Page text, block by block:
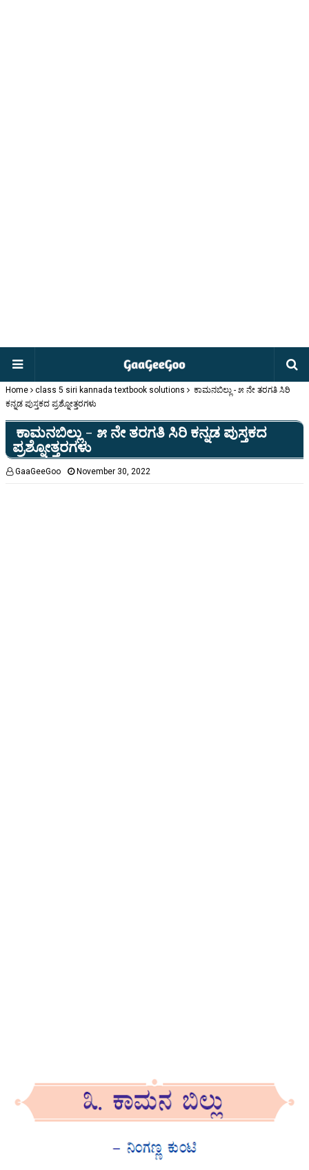
Home class 5 siri kannada textbook solutions
ಕಾಮನಬಿಲ್ಲು - ೫ ನೇ ತರಗತಿ ಸಿರಿ
ಕನ್ನಡ ಪುಸ್ತಕದ ಪ್ರಶ್ನೋತ್ತರಗಳು
ಕಾಮನಬಿಲ್ಲು - ೫ ನೇ ತರಗತಿ ಸಿರಿ ಕನ್ನಡ ಪುಸ್ತಕದ
ಪ್ರಶ್ನೋತ್ತರಗಳು
GaaGeeGoo November 30, 2022